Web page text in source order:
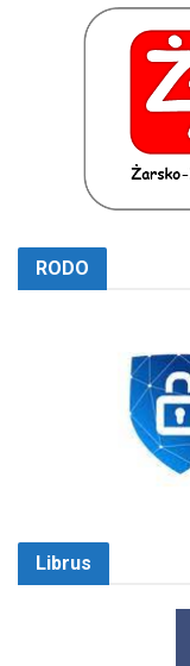
RODO
Librus